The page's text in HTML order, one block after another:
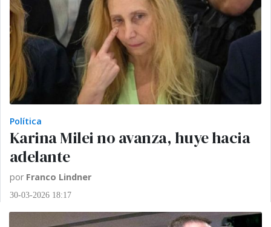
Política
Karina Milei no avanza, huye hacia
adelante
por Franco Lindner
30-03-2026 18:17